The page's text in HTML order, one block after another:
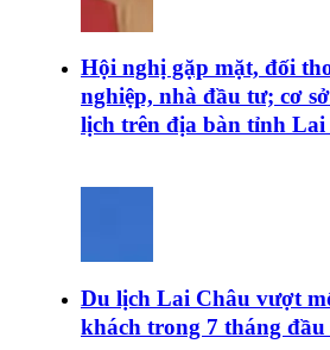
Hội nghị gặp mặt, đối
nghiệp, nhà đầu tư; cơ
lịch trên địa bàn tỉnh Lai
Du lịch Lai Châu vượt
khách trong 7 tháng đầu